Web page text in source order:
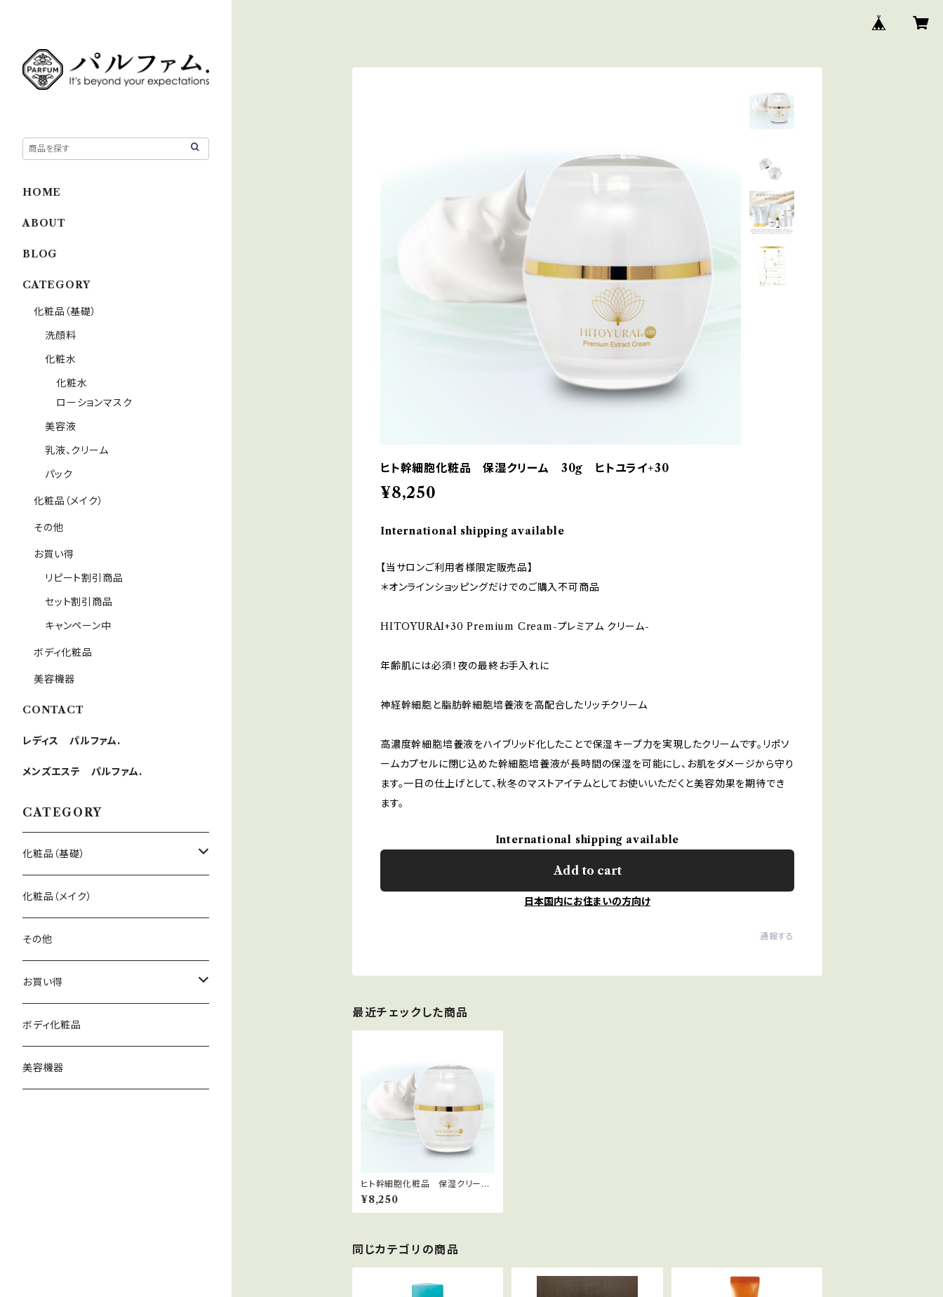
ヒト幹細胞化粧品 保湿クリーム 30g ヒトユライ+30
¥8,250
International shipping available
【当サロンご利用者様限定販売品】
＊オンラインショッピングだけでのご購入不可商品
HITOYURAI+30 Premium Cream-プレミアム クリーム-
年齢肌には必須！夜の最終お手入れに
神経幹細胞と脂肪幹細胞培養液を高配合したリッチクリーム
高濃度幹細胞培養液をハイブリッド化したことで保湿キープ力を実現したクリームです。リポソ
ームカプセルに閉じ込めた幹細胞培養液が長時間の保湿を可能にし、お肌をダメージから守り
ます。一日の仕上げとして、秋冬のマストアイテムとしてお使いいただくと美容効果を期待でき
ます。
International shipping available
Add to cart
日本国内にお住まいの方向け
通報する
最近チェックした商品
ヒト幹細胞化粧品 保湿クリー
ム 30g ヒトユライ+30
¥8,250
同じカテゴリの商品
HOME
ABOUT
BLOG
CATEGORY
化粧品（基礎）
洗顔料
化粧水
化粧水
ローションマスク
美容液
乳液、クリーム
パック
化粧品（メイク）
その他
お買い得
リピート割引商品
セット割引商品
キャンペーン中
ボディ化粧品
美容機器
CONTACT
レディス パルファム.
メンズエステ パルファム.
CATEGORY
化粧品（基礎）
洗顔料
化粧水
化粧水
ローションマスク
美容液
乳液、クリーム
パック
化粧品（メイク）
その他
お買い得
リピート割引商品
セット割引商品
ボディ化粧品
美容機器